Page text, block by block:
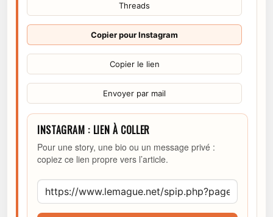
Threads
Copier pour Instagram
Copier le lien
Envoyer par mail
INSTAGRAM : LIEN À COLLER
Pour une story, une bio ou un message privé :
copiez ce lien propre vers l’article.